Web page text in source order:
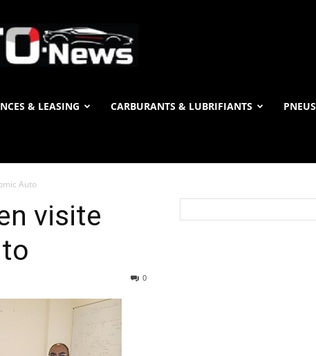
OTO
& LEASING CARBURANTS & LUBRIFIANTS PNEUS
Auto
visite
0